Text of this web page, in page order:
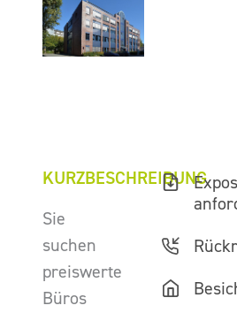
KURZBESCHREIBUNG
Sie
suchen
preiswerte
Büros